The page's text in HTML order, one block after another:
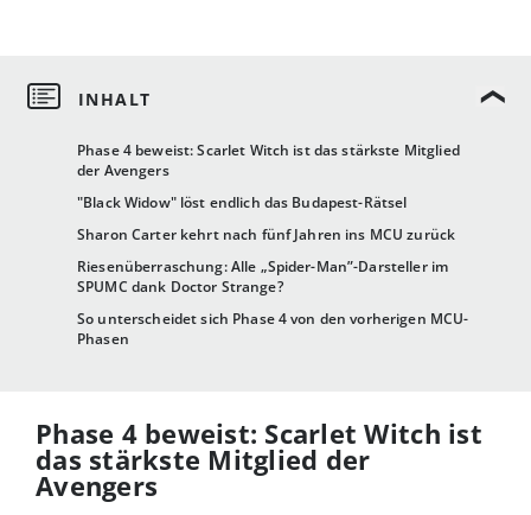
Phase 4 beweist: Scarlet Witch ist das stärkste Mitglied
der Avengers
"Black Widow" löst endlich das Budapest-Rätsel
Sharon Carter kehrt nach fünf Jahren ins MCU zurück
Riesenüberraschung: Alle „Spider-Man”-Darsteller im
SPUMC dank Doctor Strange?
So unterscheidet sich Phase 4 von den vorherigen MCU-
Phasen
Phase 4 beweist: Scarlet Witch ist
das stärkste Mitglied der
Avengers